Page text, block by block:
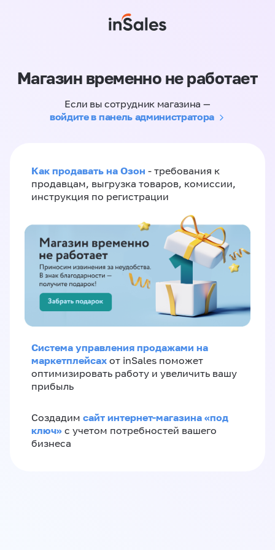
Магазин временно не работает
Если вы сотрудник магазина —
войдите в панель администратора
Как продавать на Озон - требования к
продавцам, выгрузка товаров, комиссии,
инструкция по регистрации
Система управления продажами на
маркетплейсах от inSales поможет
оптимизировать работу и увеличить вашу
прибыль
Создадим сайт интернет-магазина «под
ключ» с учетом потребностей вашего
бизнеса